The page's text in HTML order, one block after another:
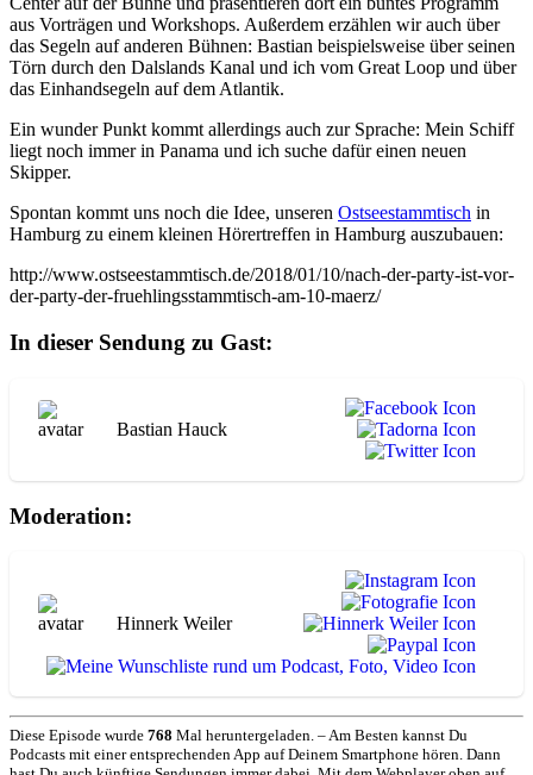
aus Vorträgen und Workshops. Außerdem erzählen wir auch über
das Segeln auf anderen Bühnen: Bastian beispielsweise über seinen
Törn durch den Dalslands Kanal und ich vom Great Loop und über
das Einhandsegeln auf dem Atlantik.
Ein wunder Punkt kommt allerdings auch zur Sprache: Mein Schiff
liegt noch immer in Panama und ich suche dafür einen neuen
Skipper.
Spontan kommt uns noch die Idee, unseren Ostseestammtisch in
Hamburg zu einem kleinen Hörertreffen in Hamburg auszubauen:
http://www.ostseestammtisch.de/2018/01/10/nach-der-party-ist-vor-
der-party-der-fruehlingsstammtisch-am-10-maerz/
In dieser Sendung zu Gast:
Bastian Hauck
Moderation:
Hinnerk Weiler
Diese Episode wurde 768 Mal heruntergeladen. – Am Besten kannst Du
Podcasts mit einer entsprechenden App auf Deinem Smartphone hören. Dann